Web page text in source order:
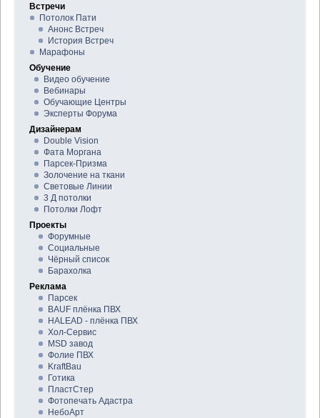
Встречи
Потолок Пати
Анонс Встреч
История Встреч
Марафоны
Обучение
Видео обучение
Вебинары
Обучающие Центры
Эксперты Форума
Дизайнерам
Double Vision
Фата Моргана
Парсек-Призма
Золочение на ткани
Световые Линии
3 Д потолки
Потолки Лофт
Проекты
Форумные
Социальные
Чёрный список
Барахолка
Реклама
Парсек
BAUF плёнка ПВХ
HALEAD - плёнка ПВХ
Хол-Сервис
MSD завод
Фолие ПВХ
KraftBau
Готика
ПластСтер
Фотопечать Адастра
НебоАрт